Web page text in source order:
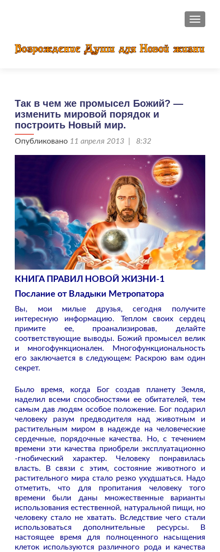
Так в чем же промысел Божий? —
изменить мировой порядок и
построить Новый мир.
Опубликовано 11 апреля 2013 | 8:32
КНИГА ПРАВИЛ НОВОЙ ЖИЗНИ-1
Послание от Владыки Метропатора
Вы, мои милые друзья, сегодня получите
интересную информацию. Теплом своих сердец
примите ее, проанализировав, делайте
соответствующие выводы. Божий промысел велик
и многофункционален. Многофункциональность
его заключается в следующем: Раскрою вам один
секрет.
Было время, когда Бог создав планету Земля,
наделил всеми способностями ее обитателей, тем
самым дав людям особое положение. Бог подарил
человеку разум предводителя над животным и
растительным миром в надежде на человеческие
сердечные, порядочные качества. Но, с течением
времени эти качества приобрели эксплуатационно
-гнобический характер. Человеку понравилась
власть. В связи с этим, состояние животного и
растительного мира стало резко ухудшаться. Надо
отметить, что для пропитания человеку того
времени были даны множественные варианты
использования естественной, натуральной пищи, но
человеку стало не хватать. Вследствие чего стали
использоваться дополнительные ресурсы. В
настоящее время для полноценного насыщения
клеток используются различного рода и качества